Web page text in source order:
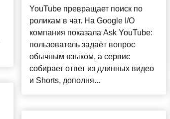
YouTube превращает поиск по
роликам в чат. На Google I/O
компания показала Ask YouTube:
пользователь задаёт вопрос
обычным языком, а сервис
собирает ответ из длинных видео
и Shorts, дополня...